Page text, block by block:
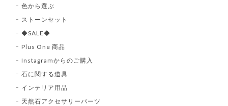
色から選ぶ
ストーンセット
◆SALE◆
Plus One 商品
Instagramからのご購入
石に関する道具
インテリア用品
天然石アクセサリーパーツ